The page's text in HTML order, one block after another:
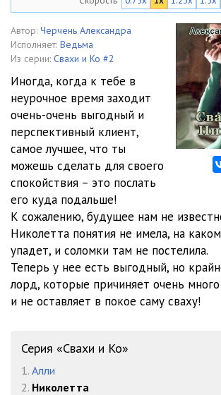
06
07
Автор: Черчень Александра
Исполняет: Ведьма
Из серии: Свахи и Ко #2
Иногда, когда к тебе в
неурочное время заходит
очень-очень выгодный и
перспективный клиент,
самое лучшее, что ты
можешь сделать для своего
спокойствия – это послать
его куда подальше!
К сожалению, будущее нам не
Николетта понятия не имела, на
упадет, и соломки там не постелила.
Теперь у нее есть выгодный, но
лорд, которые причиняет очень
и не оставляет в покое саму сваху!
Серия «Свахи и Ко»
1. Алли
2. Николетта